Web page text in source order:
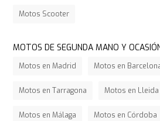
Motos Scooter
MOTOS DE SEGUNDA MANO Y
Motos en Madrid Motos en
Motos en Tarragona Motos en Lleida
Motos en Málaga Motos en Córdoba